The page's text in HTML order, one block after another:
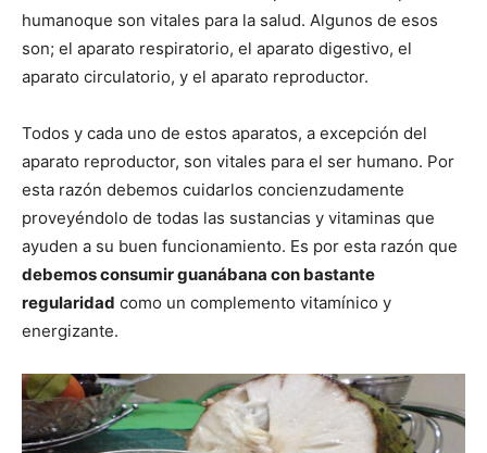
humanoque son vitales para la salud. Algunos de esos
son; el aparato respiratorio, el aparato digestivo, el
aparato circulatorio, y el aparato reproductor.
Todos y cada uno de estos aparatos, a excepción del
aparato reproductor, son vitales para el ser humano. Por
esta razón debemos cuidarlos concienzudamente
proveyéndolo de todas las sustancias y vitaminas que
ayuden a su buen funcionamiento. Es por esta razón que
debemos consumir guanábana con bastante
regularidad como un complemento vitamínico y
energizante.